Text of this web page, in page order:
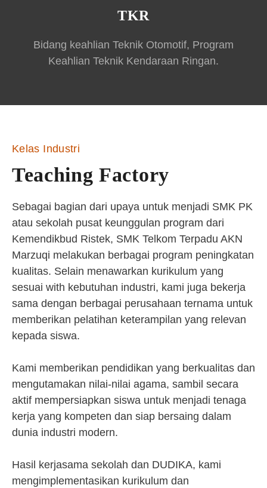
TKR
Bidang keahlian Teknik Otomotif, Program
Keahlian Teknik Kendaraan Ringan.
Kelas Industri
Teaching Factory
Sebagai bagian dari upaya untuk menjadi SMK PK
atau sekolah pusat keunggulan program dari
Kemendikbud Ristek, SMK Telkom Terpadu AKN
Marzuqi melakukan berbagai program peningkatan
kualitas. Selain menawarkan kurikulum yang
sesuai with kebutuhan industri, kami juga bekerja
sama dengan berbagai perusahaan ternama untuk
memberikan pelatihan keterampilan yang relevan
kepada siswa.
Kami memberikan pendidikan yang berkualitas dan
mengutamakan nilai-nilai agama, sambil secara
aktif mempersiapkan siswa untuk menjadi tenaga
kerja yang kompeten dan siap bersaing dalam
dunia industri modern.
Hasil kerjasama sekolah dan DUDIKA, kami
mengimplementasikan kurikulum dan